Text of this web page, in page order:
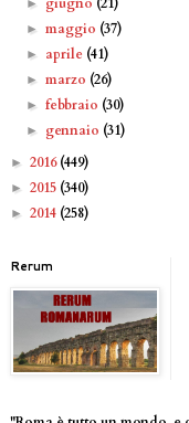
►maggio (37)
► aprile (41)
►marzo (26)
►febbraio (30)
► gennaio (31)
► 2016(449)
► 2015 (340)
► 2014 (258)
Rerum